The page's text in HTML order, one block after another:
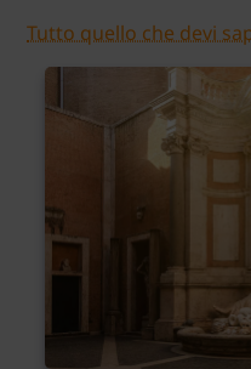
Tutto quello che devi